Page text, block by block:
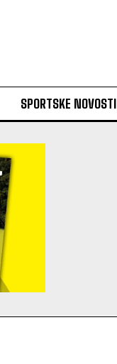
SPORTSKE NOVOSTI